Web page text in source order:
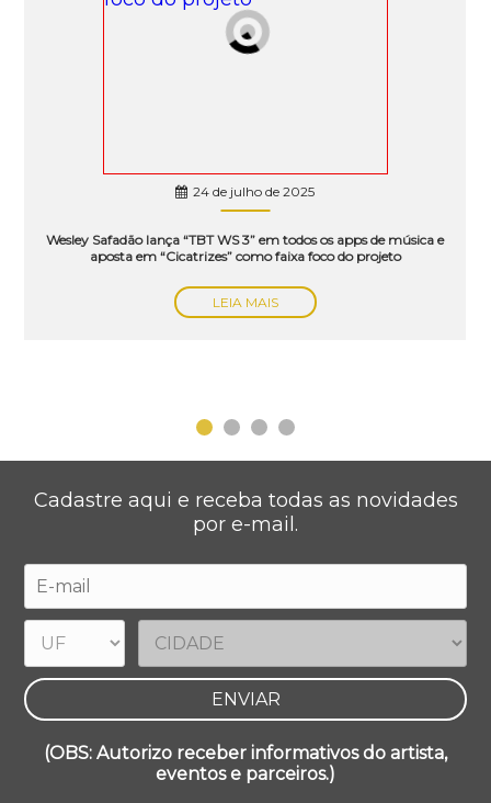
24 de julho de 2025
Wesley Safadão lança “TBT WS 3” em todos os apps de música e
aposta em “Cicatrizes” como faixa foco do projeto
LEIA MAIS
Cadastre aqui e receba todas as novidades
por e-mail.
(OBS: Autorizo receber informativos do artista,
eventos e parceiros.)